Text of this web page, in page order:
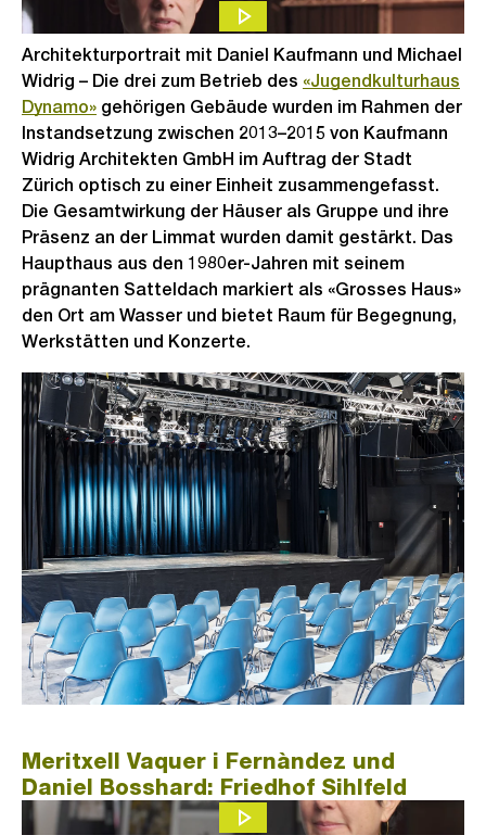
Architekturportrait mit Daniel Kaufmann und Michael
Widrig – Die drei zum Betrieb des «Jugendkulturhaus
Dynamo» gehörigen Gebäude wurden im Rahmen der
Instandsetzung zwischen 2013–2015 von Kaufmann
Widrig Architekten GmbH im Auftrag der Stadt
Zürich optisch zu einer Einheit zusammengefasst.
Die Gesamtwirkung der Häuser als Gruppe und ihre
Präsenz an der Limmat wurden damit gestärkt. Das
Haupthaus aus den 1980er-Jahren mit seinem
prägnanten Satteldach markiert als «Grosses Haus»
den Ort am Wasser und bietet Raum für Begegnung,
Werkstätten und Konzerte.
Meritxell Vaquer i Fernàndez und
Daniel Bosshard: Friedhof Sihlfeld